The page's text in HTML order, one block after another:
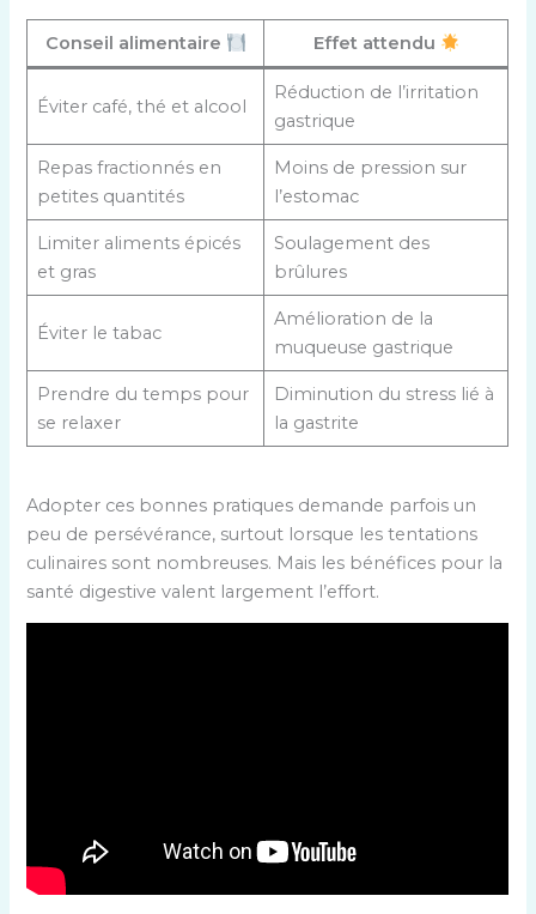
Conseil alimentaire Effet attendu
Éviter café, thé et alcool
Réduction de l’irritation
gastrique
Repas fractionnés en
petites quantités
Moins de pression sur
l’estomac
Limiter aliments épicés
et gras
Soulagement des
brûlures
Éviter le tabac
Amélioration de la
muqueuse gastrique
Prendre du temps pour
se relaxer
Diminution du stress lié à
la gastrite
Adopter ces bonnes pratiques demande parfois un
peu de persévérance, surtout lorsque les tentations
culinaires sont nombreuses. Mais les bénéfices pour la
santé digestive valent largement l’effort.